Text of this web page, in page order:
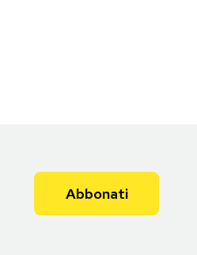
Abbonati